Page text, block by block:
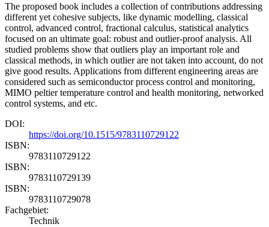
The proposed book includes a collection of contributions addressing
different yet cohesive subjects, like dynamic modelling, classical
control, advanced control, fractional calculus, statistical analytics
focused on an ultimate goal: robust and outlier-proof analysis. All
studied problems show that outliers play an important role and
classical methods, in which outlier are not taken into account, do not
give good results. Applications from different engineering areas are
considered such as semiconductor process control and monitoring,
MIMO peltier temperature control and health monitoring, networked
control systems, and etc.
DOI:
https://doi.org/10.1515/9783110729122
ISBN:
9783110729122
ISBN:
9783110729139
ISBN:
9783110729078
Fachgebiet:
Technik